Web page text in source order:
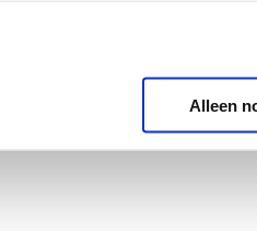
Alleen